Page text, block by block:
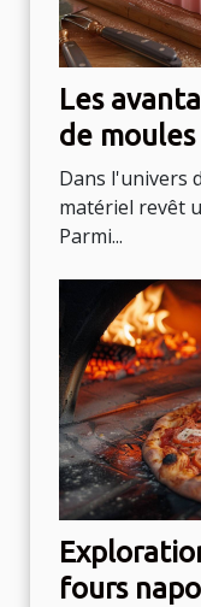
Les
de
gâteaux
Dans l'univers
matériel revêt
Parmi...
fours